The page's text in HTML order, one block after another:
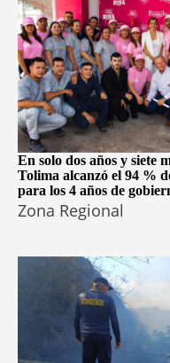
En solo dos años y siete
Tolima alcanzó el 94 %
para los 4 años de
Zona Regional